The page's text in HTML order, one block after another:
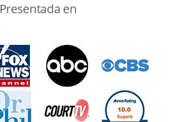
Presentada en